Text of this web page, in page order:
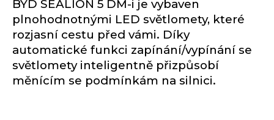
BYD SEALION 5 DM-i je vybaven
plnohodnotnými LED světlomety, které
rozjasní cestu před vámi. Díky
automatické funkci zapínání/vypínání se
světlomety inteligentně přizpůsobí
měnícím se podmínkám na silnici.